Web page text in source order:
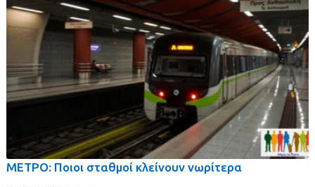
ΜΕΤΡΟ: Ποιοι σταθμοί κλείνουν νωρίτερα